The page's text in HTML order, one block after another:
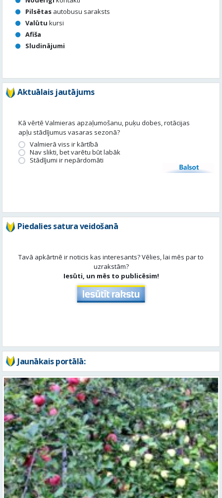
Pilsētas autobusu saraksts
Valūtu kursi
Afiša
Sludinājumi
Aktuālais jautājums
Kā vērtē Valmieras apzaļumošanu, puķu dobes, rotācijas
apļu stādījumus vasaras sezonā?
Valmierā viss ir kārtībā
Nav slikti, bet varētu būt labāk
Stādījumi ir nepārdomāti
Balsot
Piedalies satura veidošanā
Tavā apkārtnē ir noticis kas interesants? Vēlies, lai mēs par to
uzrakstām?
Iesūti, un mēs to publicēsim!
Jaunākais portālā: